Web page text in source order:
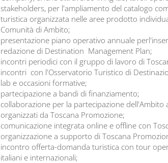
stakeholders, per l'ampliamento del catalogo
turistica organizzata nelle aree prodotto
Comunità di Ambito;
presentazione piano operativo annuale
redazione di Destination Management Plan;
incontri periodici con il gruppo di lavoro di
incontri con l'Osservatorio Turistico di
lab e occasioni formative;
partecipazione a bandi di finanziamento;
collaborazione per la partecipazione dell'Ambito
organizzati da Toscana Promozione;
comunicazione integrata online e offline con
organizzazione a supporto di Toscana
incontro offerta-domanda turistica con tour
italiani e internazionali;